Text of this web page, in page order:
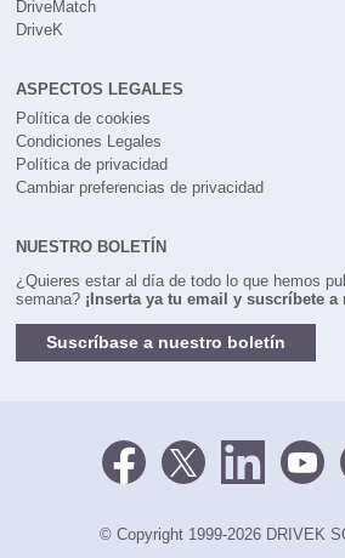
DriveMatch
DriveK
ASPECTOS LEGALES
Política de cookies
Condiciones Legales
Política de privacidad
Cambiar preferencias de privacidad
NUESTRO BOLETÍN
¿Quieres estar al día de todo lo que hemos
semana? ¡Inserta ya tu email y suscríbete a
Suscríbase a nuestro boletín
© Copyright 1999-2026 DRIVEK